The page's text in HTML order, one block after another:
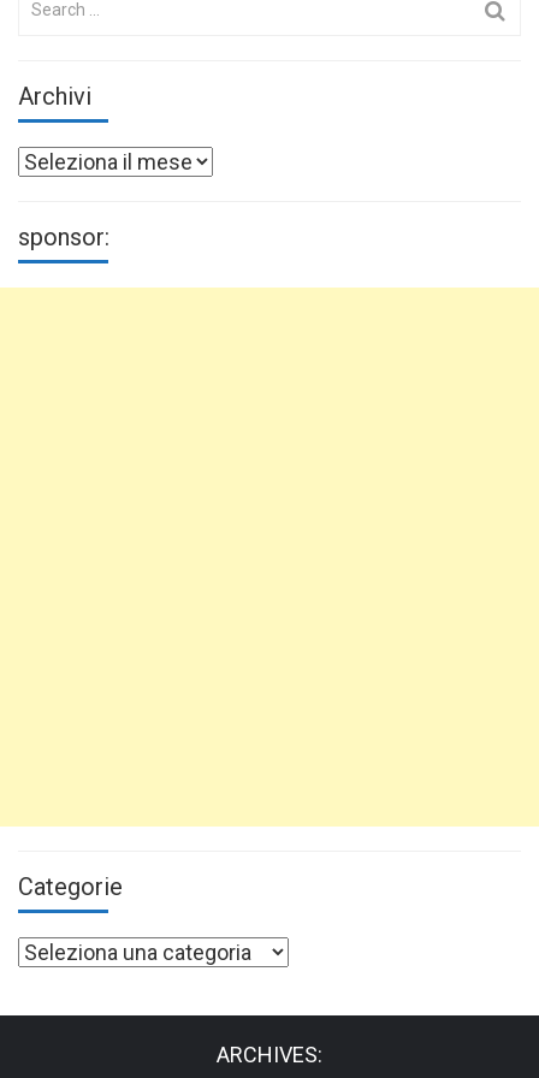
Archivi
Archivi
sponsor:
Categorie
Categorie
ARCHIVES: